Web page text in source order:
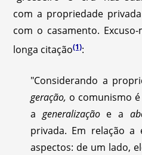
com a propriedade
com o casamento.
longa citação(1):
"Considerando a
geração, o comunismo
a generalização e a
privada. Em relação a
aspectos: de um lado,